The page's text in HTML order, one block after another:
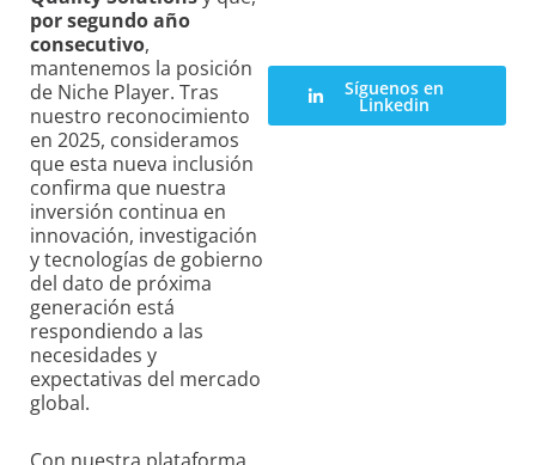
por segundo año
consecutivo,
mantenemos la posición
de Niche Player. Tras
nuestro reconocimiento
en 2025, consideramos
que esta nueva inclusión
confirma que nuestra
inversión continua en
innovación, investigación
y tecnologías de gobierno
del dato de próxima
generación está
respondiendo a las
necesidades y
expectativas del mercado
global.
Síguenos en
Linkedin